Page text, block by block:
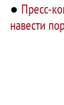
● Пресс-
навести